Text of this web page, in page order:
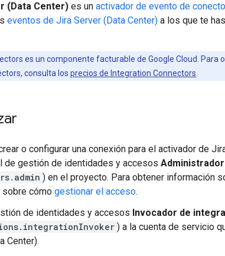
(Data Center) es un activador de evento de
eventos de Jira Server (Data Center) a los que te
es un componente facturable de Google Cloud. Para
consulta los precios de Integration Connectors
o configurar una conexión para el activador de
de gestión de identidades y accesos
) en el proyecto. Para obtener información
sobre cómo gestionar el acceso.
de identidades y accesos Invocador de
) a la cuenta de servicio
Center).